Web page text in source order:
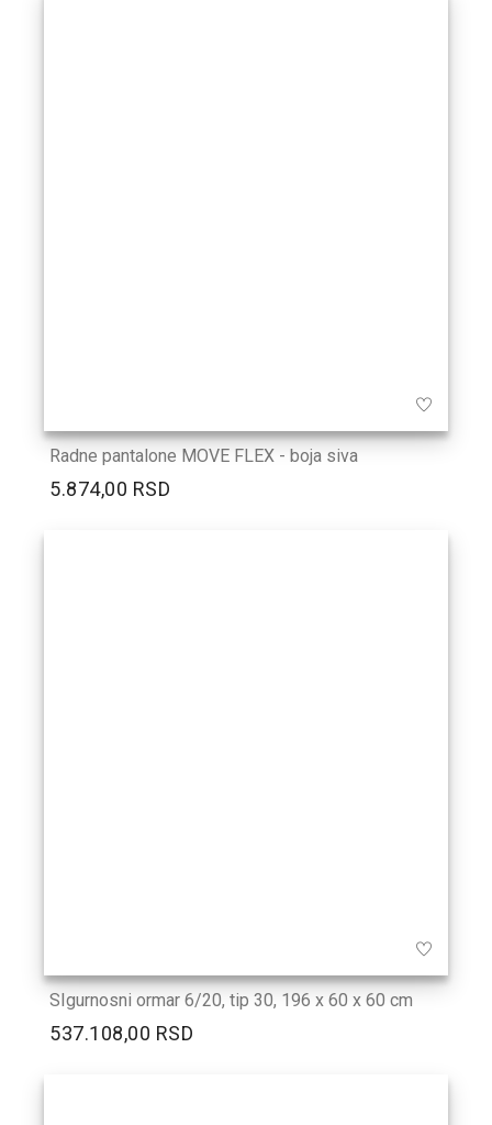
Radne pantalone MOVE FLEX - boja siva
5.874,00 RSD
SIgurnosni ormar 6/20, tip 30, 196 x 60 x 60 cm
537.108,00 RSD